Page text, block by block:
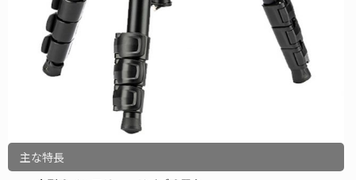
主な特長